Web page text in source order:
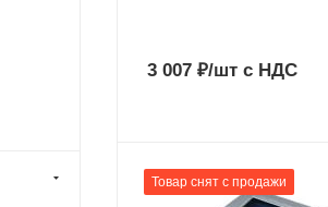
3 007 ₽/шт с НДС
Товар снят с продажи